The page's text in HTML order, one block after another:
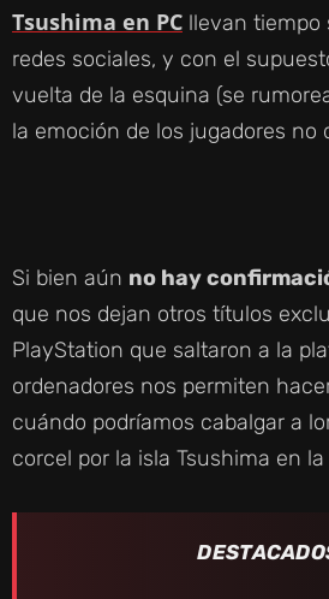
Tsushima en PC llevan tiempo
redes sociales, y con el
vuelta de la esquina (se
la emoción de los jugadores no
Si bien aún no hay
que nos dejan otros títulos
PlayStation que saltaron a la
ordenadores nos permiten
cuándo podríamos cabalgar a
corcel por la isla Tsushima en